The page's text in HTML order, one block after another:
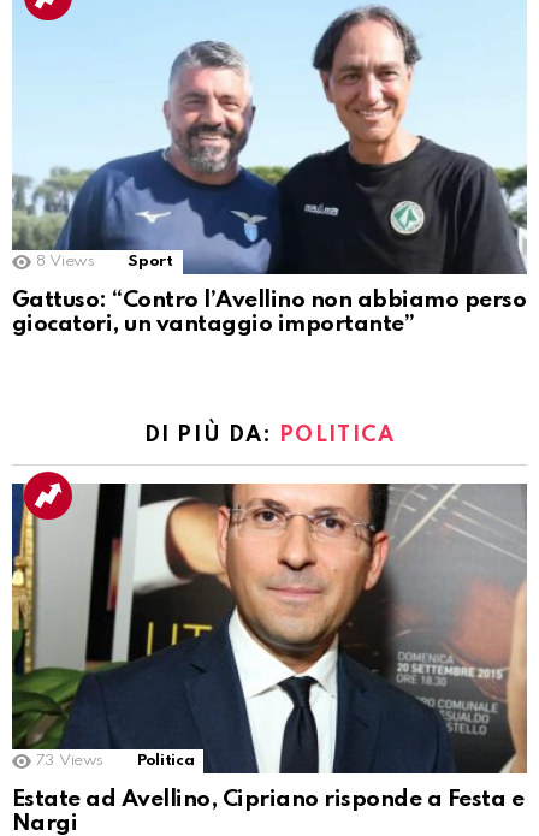
8 Views Sport
Gattuso: “Contro l’Avellino non abbiamo perso
giocatori, un vantaggio importante”
DI PIÙ DA: POLITICA
73 Views Politica
Estate ad Avellino, Cipriano risponde a Festa e
Nargi